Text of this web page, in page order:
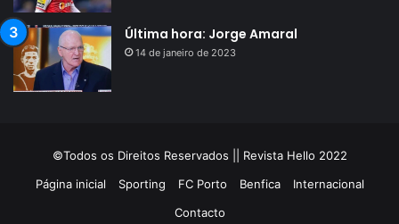
Última hora: Jorge Amaral
14 de janeiro de 2023
©Todos os Direitos Reservados || Revista Hello 2022
Página inicial
Sporting FC Porto Benfica
Internacional
Contacto